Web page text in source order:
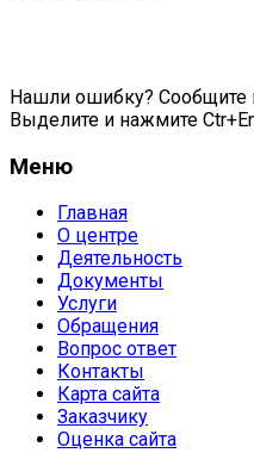
Нашли ошибку? Сообщите
Выделите и нажмите
Меню
Главная
О центре
Деятельность
Документы
Услуги
Обращения
Вопрос ответ
Контакты
Карта сайта
Заказчику
Оценка сайта